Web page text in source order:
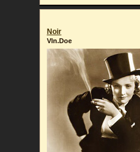
Noir
Vln.Doe